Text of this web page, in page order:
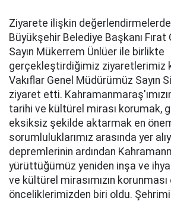
Ziyarete ilişkin
Büyükşehir Belediye Başkanı Fırat
Sayın Mükerrem Ünlüer ile birlikte
gerçekleştirdiğimiz ziyaretlerimiz
Vakıflar Genel Müdürümüz Sayın
ziyaret etti.
tarihi ve kültürel mirası korumak,
eksiksiz şekilde aktarmak en
sorumluluklarımız arasında yer
depremlerinin ardından
yürüttüğümüz yeniden inşa ve
ve kültürel mirasımızın
önceliklerimizden biri oldu.